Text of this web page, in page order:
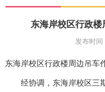
东海岸校区行政
发布时
东海岸校区行政楼周边吊车
经协调，东海岸校区三